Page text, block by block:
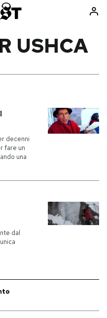
Consumismi
Ok Boomer!
Media
Altrecose
USHCA
decenni
fare un
una
dal